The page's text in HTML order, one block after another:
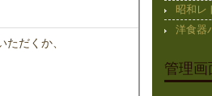
だくか、
昭和レ
洋食器
管理画